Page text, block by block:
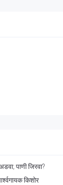
पाणी जिरवा?
किशोर